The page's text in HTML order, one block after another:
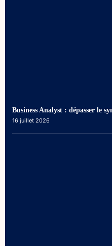
Business Analyst : dépasser le
16 juillet 2026